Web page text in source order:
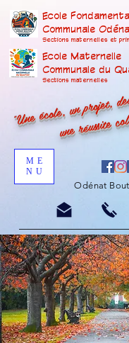
Ecole
Communale
Sections maternelles et
Ecole Maternelle
Communale du
Sections maternelles
"Une école, un projet,
une réussite
ME
NU
Odénat